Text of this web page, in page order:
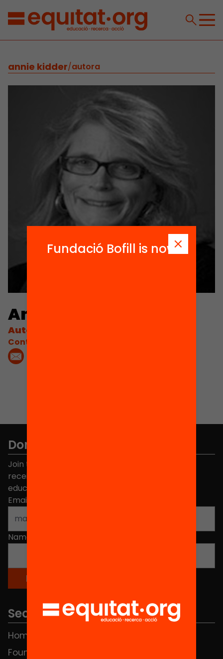
annie kidder/autora
Annie Kidder
Autora
Contacta'm:
Don't miss anything.
Join the more than 40,000 people who already
receive news about initiatives and projects for
educational change in Catalonia.
Email address
Name
Sections
Home
Foundation
Fundació Bofill is now